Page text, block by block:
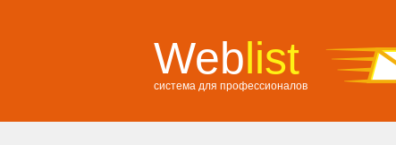
Weblist
система для профессионалов